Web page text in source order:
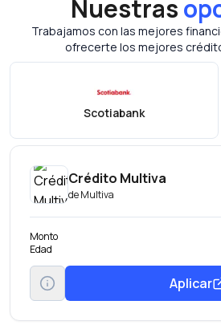
Nuestras
Trabajamos con las mejores
ofrecerte los mejores
Scotiabank
Crédito Multiva
deMultiva
Monto
Edad
Aplicar